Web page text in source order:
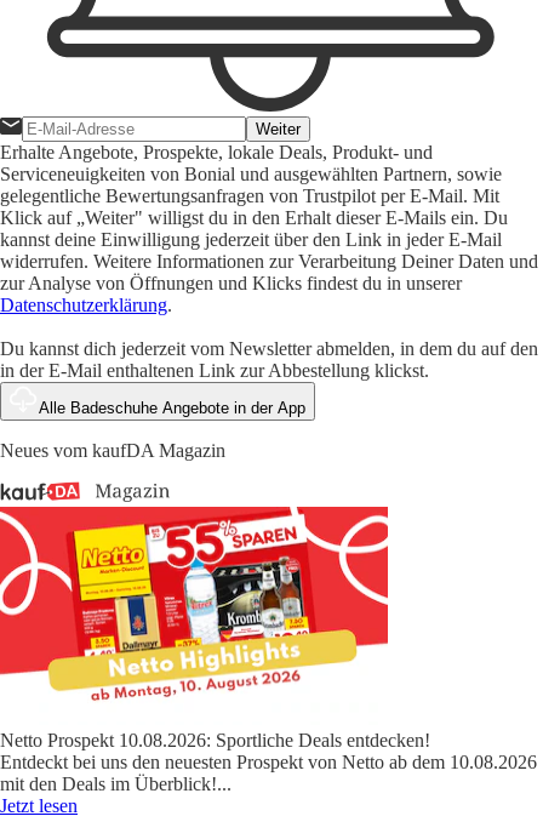
Weiter
Erhalte Angebote, Prospekte, lokale Deals, Produkt- und
Serviceneuigkeiten von Bonial und ausgewählten Partnern, sowie
gelegentliche Bewertungsanfragen von Trustpilot per E-Mail. Mit
Klick auf „Weiter" willigst du in den Erhalt dieser E-Mails ein. Du
kannst deine Einwilligung jederzeit über den Link in jeder E-Mail
widerrufen. Weitere Informationen zur Verarbeitung Deiner Daten und
zur Analyse von Öffnungen und Klicks findest du in unserer
Datenschutzerklärung.
Du kannst dich jederzeit vom Newsletter abmelden, in dem du auf den
in der E-Mail enthaltenen Link zur Abbestellung klickst.
Alle Badeschuhe Angebote in der App
Neues vom kaufDA Magazin
Netto Prospekt 10.08.2026: Sportliche Deals entdecken!
Entdeckt bei uns den neuesten Prospekt von Netto ab dem 10.08.2026
mit den Deals im Überblick!...
Jetzt lesen